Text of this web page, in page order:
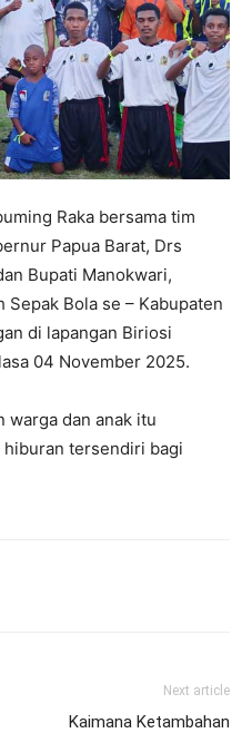
Raka bersama tim
Papua Barat, Drs
Bupati Manokwari,
Bola se – Kabupaten
di lapangan Biriosi
04 November 2025.
warga dan anak itu
tersendiri bagi
Next article
Kaimana Ketambahan